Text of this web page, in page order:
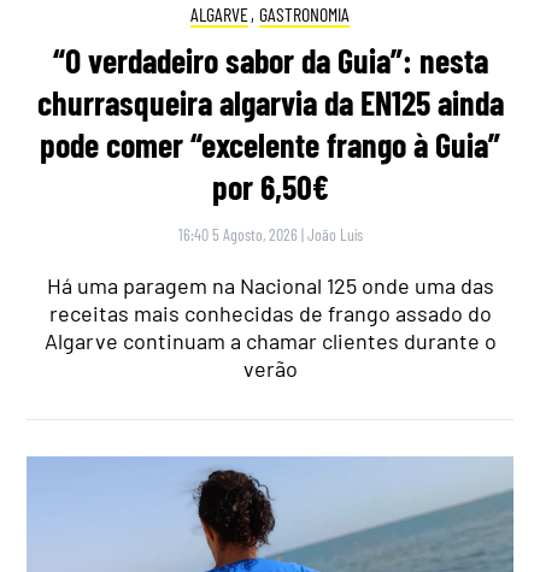
ALGARVE, GASTRONOMIA
“O verdadeiro sabor da Guia”: nesta
churrasqueira algarvia da EN125 ainda
pode comer “excelente frango à Guia”
por 6,50€
16:40 5 Agosto, 2026 |João Luís
Há uma paragem na Nacional 125 onde uma das
receitas mais conhecidas de frango assado do
Algarve continuam a chamar clientes durante o
verão